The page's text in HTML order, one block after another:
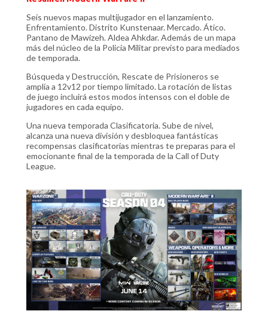
Seis nuevos mapas multijugador en el lanzamiento.
Enfrentamiento. Distrito Kunstenaar. Mercado. Ático.
Pantano de Mawizeh. Aldea Ahkdar. Además de un mapa
más del núcleo de la Policía Militar previsto para mediados
de temporada.
Búsqueda y Destrucción, Rescate de Prisioneros se
amplía a 12v12 por tiempo limitado. La rotación de listas
de juego incluirá estos modos intensos con el doble de
jugadores en cada equipo.
Una nueva temporada Clasificatoria. Sube de nivel,
alcanza una nueva división y desbloquea fantásticas
recompensas clasificatorias mientras te preparas para el
emocionante final de la temporada de la Call of Duty
League.